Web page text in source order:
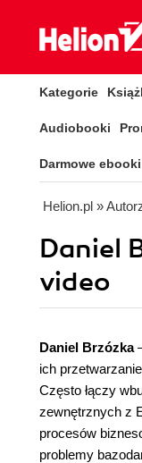
Kategorie
Audiobooki
Darmowe ebooki
Helion.pl »
Daniel
video
Daniel Brzózka
ich
Często łączy
zewnętrznych z
procesów
problemy